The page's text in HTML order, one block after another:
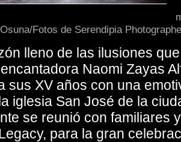
Fotos de Serendipia
lleno de las ilusiones
Naomi Zayas
sus XV años con una
iglesia San José de la
se reunió con familiares
para la gran